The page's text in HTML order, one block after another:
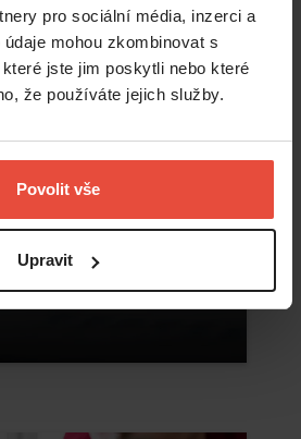
pro sociální média, inzerci a
mohou zkombinovat s
jste jim poskytli nebo které
že používáte jejich služby.
Povolit vše
Upravit